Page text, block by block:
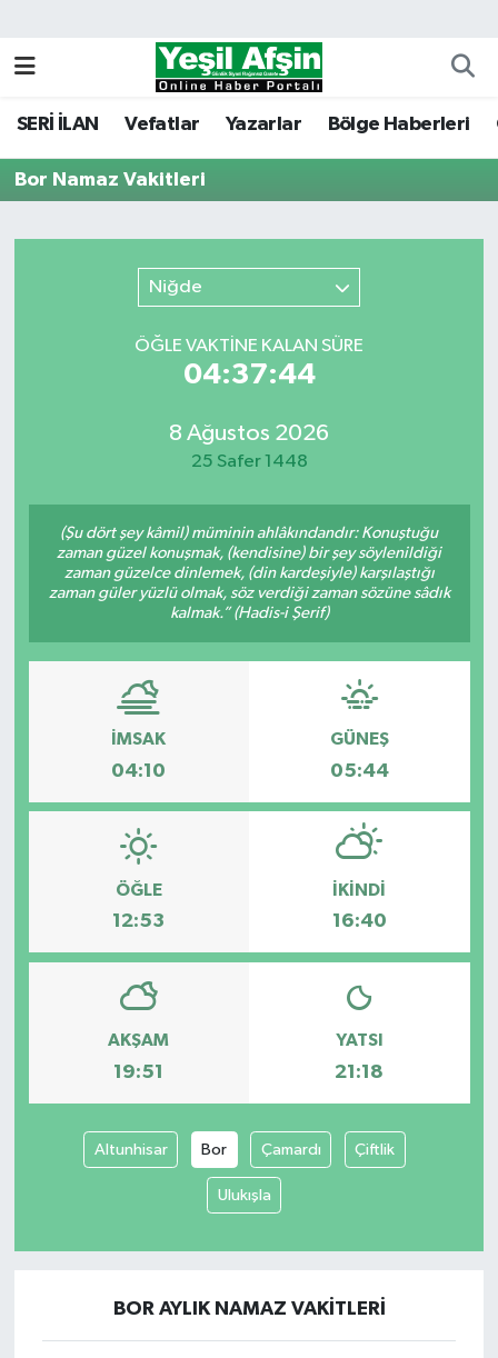
SERİ İLAN Vefatlar Yazarlar Bölge Haberleri
Bor Namaz Vakitleri
Niğde
ÖĞLE VAKTİNE KALAN SÜRE
04:37:44
8 Ağustos 2026
25 Safer 1448
(Şu dört şey kâmil) müminin ahlâkındandır: Konuştuğu
zaman güzel konuşmak, (kendisine) bir şey söylenildiği
zaman güzelce dinlemek, (din kardeşiyle) karşılaştığı
zaman güler yüzlü olmak, söz verdiği zaman sözüne sâdık
kalmak.” (Hadis-i Şerif)
İMSAK
04:10
GÜNEŞ
05:44
ÖĞLE
12:53
İKINDI
16:40
AKŞAM
19:51
YATSI
21:18
Altunhisar Bor Çamardı Çiftlik
Ulukışla
BOR AYLIK NAMAZ VAKITLERI
Kahramanmaraş Nöbetçi Eczaneler
Kahramanmaraş Namaz Vakitleri
Süper Lig Puan Durumu ve Fikstür
Tüm Manşetler
Son Dakika Haberleri